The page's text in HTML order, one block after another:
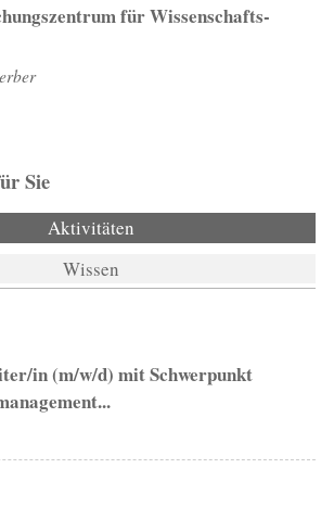
für Wissenschafts-
Sie
Aktivitäten
Wissen
in (m/w/d) mit Schwerpunkt